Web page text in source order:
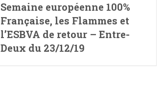
Semaine européenne 100%
Française, les Flammes et
l’ESBVA de retour – Entre-
Deux du 23/12/19